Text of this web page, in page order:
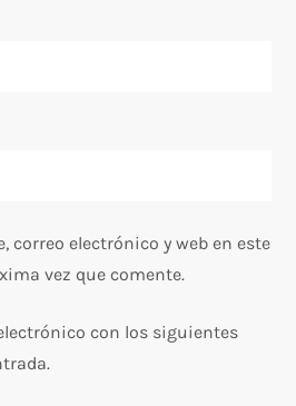
correo electrónico y web en este
vez que comente.
con los siguientes